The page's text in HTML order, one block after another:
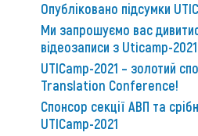
Опубліковано підсумки
Ми запрошуємо вас
відеозаписи з Uticamp-
UTICamp-2021 – золотий
Translation Conference!
Спонсор секції АВП та
UTICamp-2021